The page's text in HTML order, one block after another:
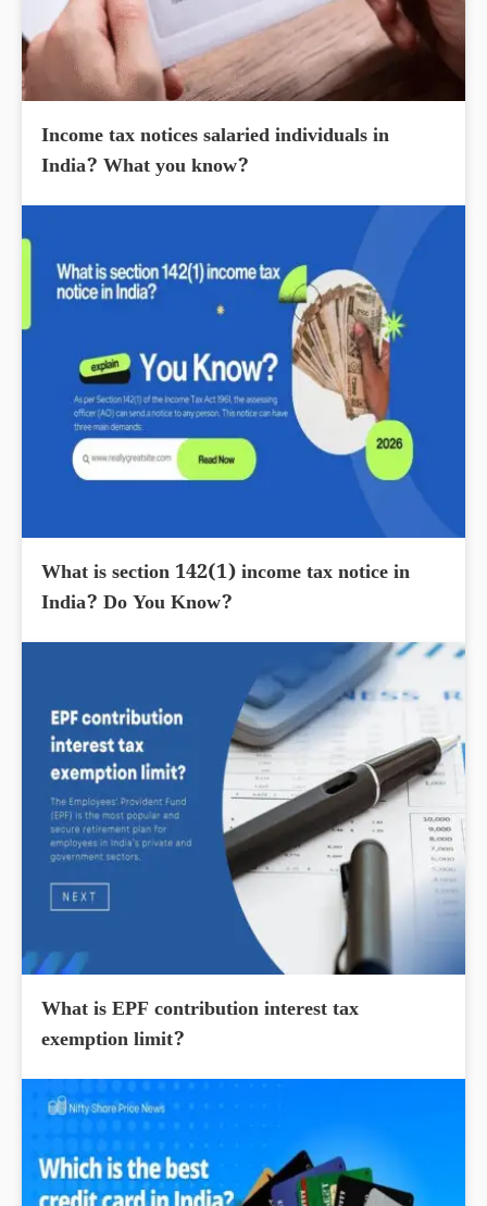
Income tax notices salaried individuals in
India? What you know?
What is section 142(1) income tax notice in
India? Do You Know?
What is EPF contribution interest tax
exemption limit?